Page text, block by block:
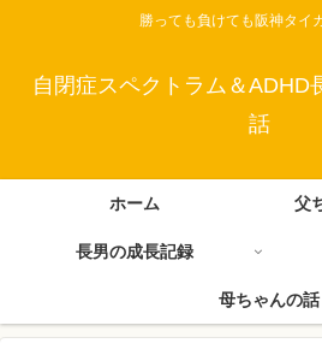
勝っても負けても阪神タイ
自閉症スペクトラム＆ADHD
話
ホーム 父
長男の成長記録
母ちゃんの話